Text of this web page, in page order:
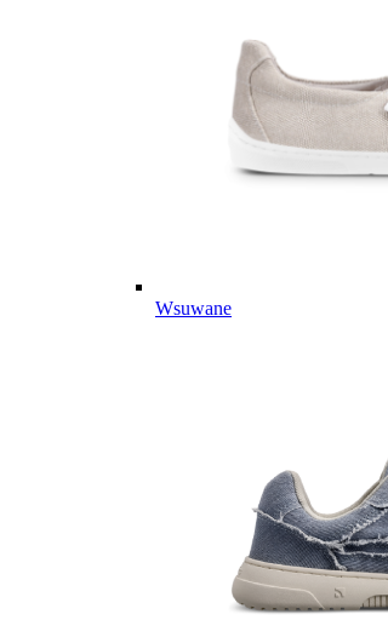
Wsuwane